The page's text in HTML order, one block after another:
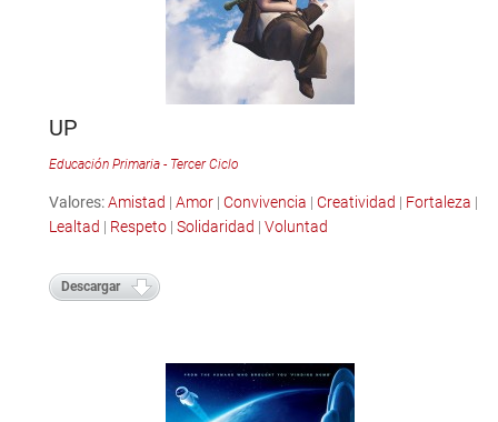
UP
Educación Primaria - Tercer Ciclo
Valores:Amistad | Amor| Convivencia | Creatividad | Fortaleza |
Lealtad | Respeto| Solidaridad | Voluntad
Descargar